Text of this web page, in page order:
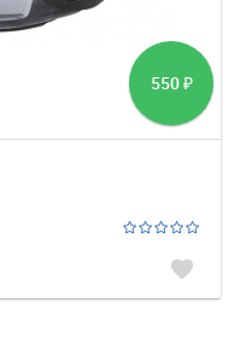
550 ₽
favorite